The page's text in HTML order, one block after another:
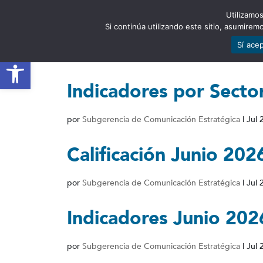
Abrir barra de herramientas
Indicadores por
por Subgerencia de Comunicación Estratégica | Jul
Calificación Junio
por Subgerencia de Comunicación Estratégica | Jul
Indicadores Junio
por Subgerencia de Comunicación Estratégica | Jul
Si continúa utilizando este sitio,
Sí